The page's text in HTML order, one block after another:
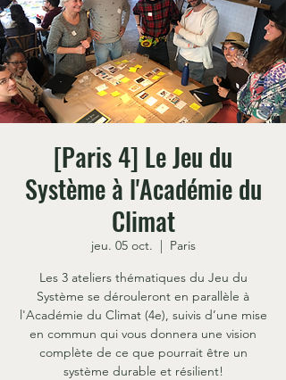
[Paris 4] Le Jeu du
Système à l'Académie du
Climat
jeu. 05 oct.
  |
Paris
Les 3 ateliers thématiques du Jeu du
Système se dérouleront en parallèle à
l'Académie du Climat (4e), suivis d’une mise
en commun qui vous donnera une vision
complète de ce que pourrait être un
système durable et résilient!